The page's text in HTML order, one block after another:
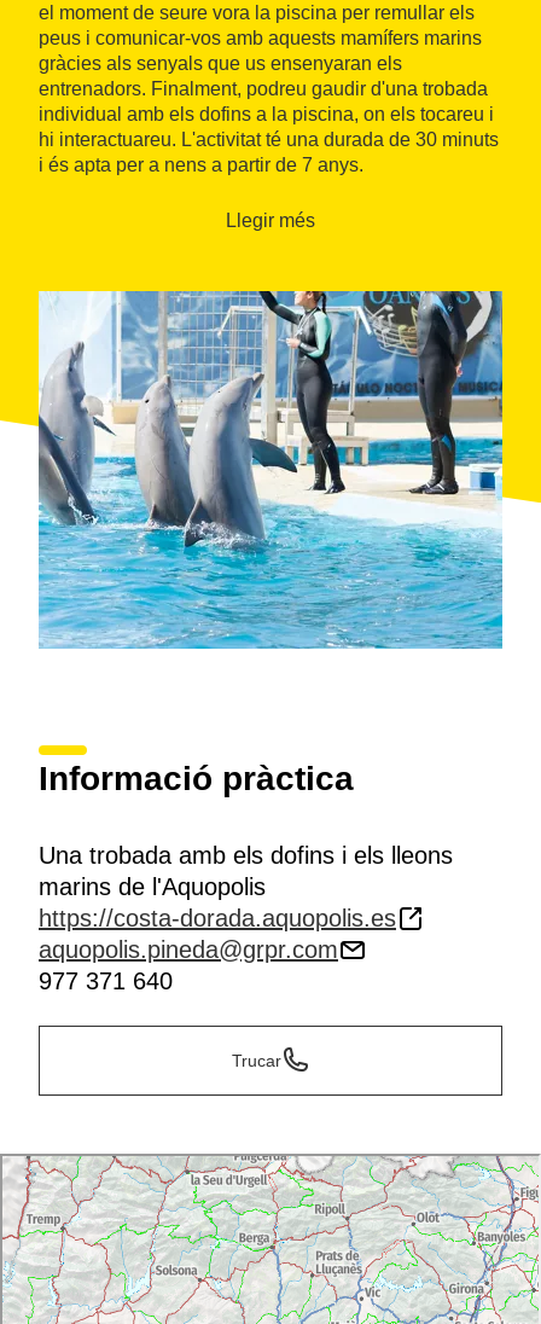
el moment de seure vora la piscina per remullar els
peus i comunicar-vos amb aquests mamífers marins
gràcies als senyals que us ensenyaran els
entrenadors. Finalment, podreu gaudir d'una trobada
individual amb els dofins a la piscina, on els tocareu i
hi interactuareu. L'activitat té una durada de 30 minuts
i és apta per a nens a partir de 7 anys.
s'organitzen. Són en una piscina amb una gran
moviments. És aquí on podreu conèixer els lleons
marins de la Patagònia, uns animals semblants a les
foques, molt familiars i poc temorosos. Quan en sortiu,
gaudiu dels tobogans aquàtics i després passeu la nit
al Càmping La Pineda Salou.
Quan: estiu
On: La Pineda
Llegir més
Informació pràctica
Una trobada amb els dofins i els lleons
marins de l'Aquopolis
https://costa-dorada.aquopolis.es
aquopolis.pineda@grpr.com
977 371 640
Trucar